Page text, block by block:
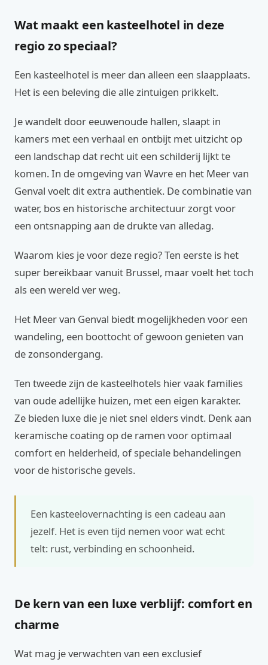
Wat maakt een kasteelhotel in deze
regio zo speciaal?
Een kasteelhotel is meer dan alleen een slaapplaats.
Het is een beleving die alle zintuigen prikkelt.
Je wandelt door eeuwenoude hallen, slaapt in
kamers met een verhaal en ontbijt met uitzicht op
een landschap dat recht uit een schilderij lijkt te
komen. In de omgeving van Wavre en het Meer van
Genval voelt dit extra authentiek. De combinatie van
water, bos en historische architectuur zorgt voor
een ontsnapping aan de drukte van alledag.
Waarom kies je voor deze regio? Ten eerste is het
super bereikbaar vanuit Brussel, maar voelt het toch
als een wereld ver weg.
Het Meer van Genval biedt mogelijkheden voor een
wandeling, een boottocht of gewoon genieten van
de zonsondergang.
Ten tweede zijn de kasteelhotels hier vaak families
van oude adellijke huizen, met een eigen karakter.
Ze bieden luxe die je niet snel elders vindt. Denk aan
keramische coating op de ramen voor optimaal
comfort en helderheid, of speciale behandelingen
voor de historische gevels.
Een kasteelovernachting is een cadeau aan
jezelf. Het is even tijd nemen voor wat echt
telt: rust, verbinding en schoonheid.
De kern van een luxe verblijf: comfort en
charme
Wat mag je verwachten van een exclusief